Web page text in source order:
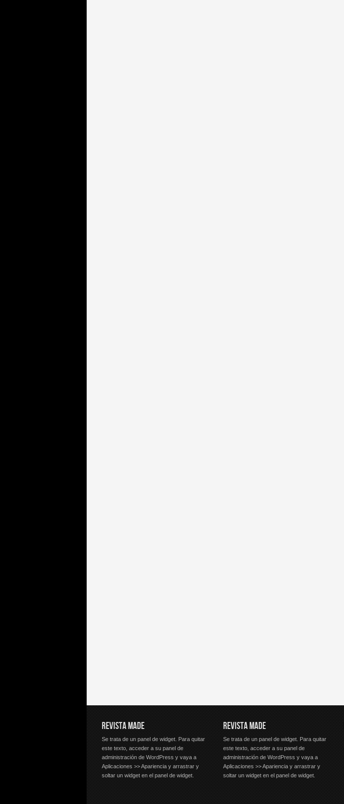
REVISTA MADE
Se trata de un panel de widget. Para quitar
este texto, acceder a su panel de
administración de WordPress y vaya a
Aplicaciones >> Apariencia y arrastrar y
soltar un widget en el panel de widget.
REVISTA MADE
Se trata de un panel de widget. Para quitar
este texto, acceder a su panel de
administración de WordPress y vaya a
Aplicaciones >> Apariencia y arrastrar y
soltar un widget en el panel de widget.